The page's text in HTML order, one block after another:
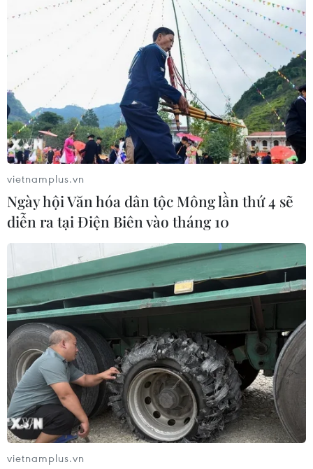
vietnamplus.vn
Ngày hội Văn hóa dân tộc Mông lần thứ 4 sẽ
diễn ra tại Điện Biên vào tháng 10
vietnamplus.vn